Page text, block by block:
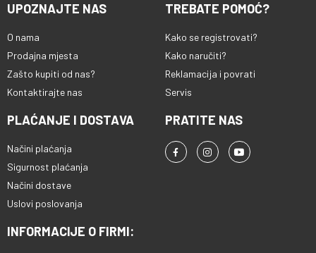
UPOZNAJTE NAS
O nama
Prodajna mjesta
Zašto kupiti od nas?
Kontaktirajte nas
TREBATE POMOĆ?
Kako se registrovati?
Kako naručiti?
Reklamacija i povrati
Servis
PLAĆANJE I DOSTAVA
Načini plaćanja
Sigurnost plaćanja
Načini dostave
Uslovi poslovanja
PRATITE NAS
INFORMACIJE O FIRMI: